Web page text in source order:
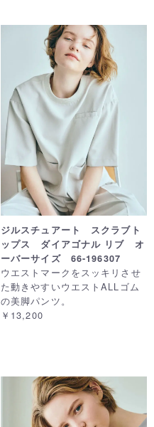
ジルスチュアート スクラブト
ップス ダイアゴナル リブ オ
ーバーサイズ 66-196307
ウエストマークをスッキリさせ
た動きやすいウエストALLゴム
の美脚パンツ。
￥13,200